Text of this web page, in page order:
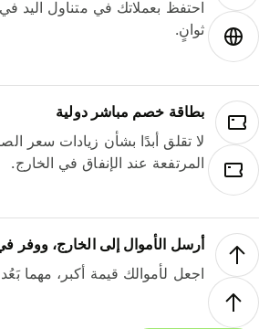
احتفظ بعملاتك في متناول اليد في
ثوانٍ.
بطاقة خصم مباشر دولية
لا تقلق أبدًا بشأن زيادات سعر
المرتفعة عند الإنفاق في الخارج.
أرسل الأموال إلى الخارج، ووفر في
اجعل لأموالك قيمة أكبر، مهما